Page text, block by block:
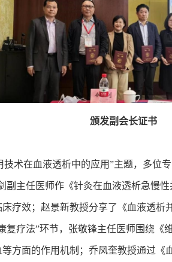
颁发副会长证书
术在血液透析中的应用”主题，多位
副主任医师作《针灸在血液透析急慢
疗效；赵景新教授分享了《血液透
复疗法”环节，张敬锋主任医师围绕
方面的作用机制；乔凤奎教授通过